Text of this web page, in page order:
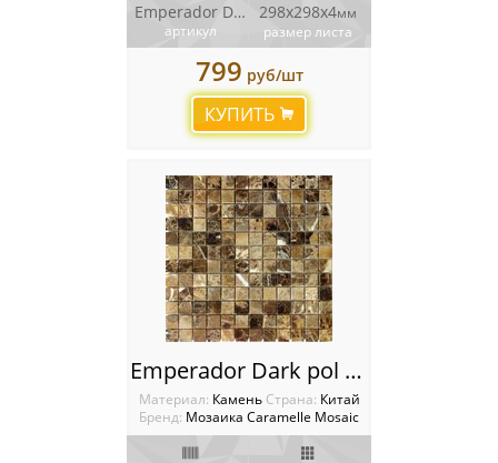
Emperador Dark pol
артикул
298х298х4мм
размер листа
799 руб/шт
КУПИТЬ
Emperador Dark pol Мозаика Caramelle mosaic Pietrine
Материал: Камень Cтрана: Китай
Бренд: Мозаика Caramelle Mosaic